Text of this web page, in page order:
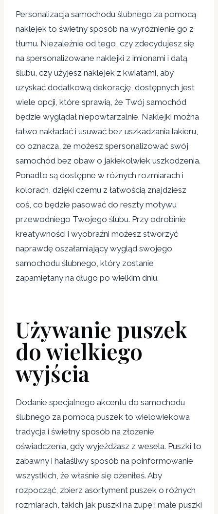
Personalizacja samochodu ślubnego za pomocą
naklejek to świetny sposób na wyróżnienie go z
tłumu. Niezależnie od tego, czy zdecydujesz się
na spersonalizowane naklejki z imionami i datą
ślubu, czy użyjesz naklejek z kwiatami, aby
uzyskać dodatkową dekorację, dostępnych jest
wiele opcji, które sprawią, że Twój samochód
będzie wyglądał niepowtarzalnie. Naklejki można
łatwo nakładać i usuwać bez uszkadzania lakieru,
co oznacza, że ​​możesz spersonalizować swój
samochód bez obaw o jakiekolwiek uszkodzenia.
Ponadto są dostępne w różnych rozmiarach i
kolorach, dzięki czemu z łatwością znajdziesz
coś, co będzie pasować do reszty motywu
przewodniego Twojego ślubu. Przy odrobinie
kreatywności i wyobraźni możesz stworzyć
naprawdę oszałamiający wygląd swojego
samochodu ślubnego, który zostanie
zapamiętany na długo po wielkim dniu.
Używanie puszek
do wielkiego
wyjścia
Dodanie specjalnego akcentu do samochodu
ślubnego za pomocą puszek to wielowiekowa
tradycja i świetny sposób na złożenie
oświadczenia, gdy wyjeżdżasz z wesela. Puszki to
zabawny i hałaśliwy sposób na poinformowanie
wszystkich, że właśnie się ożeniłeś. Aby
rozpocząć, zbierz asortyment puszek o różnych
rozmiarach, takich jak puszki na zupę i małe puszki